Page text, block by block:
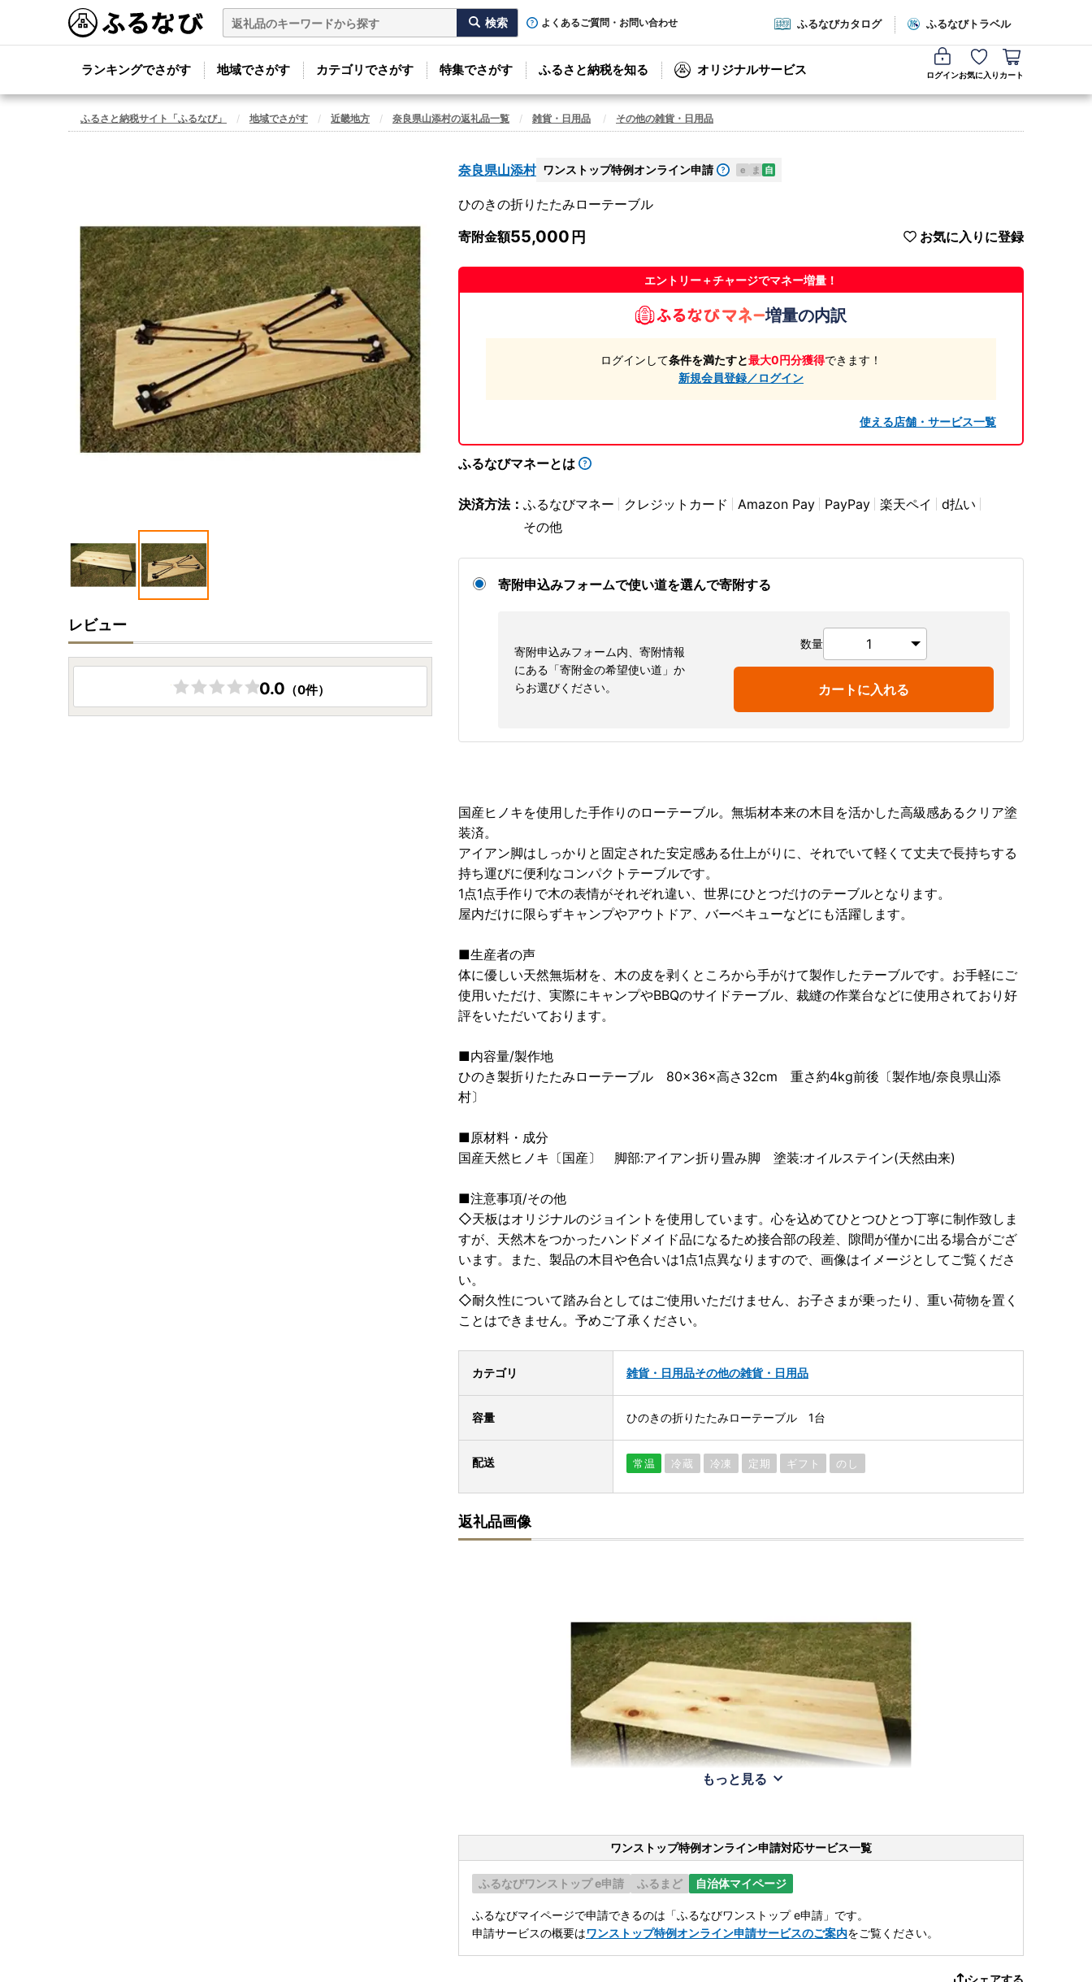
よくあるご質問・お問い合わせ ふるなびカタログ ふるなびトラベル
ランキングでさがす 地域でさがす カテゴリでさがす 特集でさがす ふるさと納税を知る オリジナルサービス ログインお気に入り カート
ふるさと納税サイト「ふるなび」 地域でさがす 近畿地方 奈良県山添村の返礼品一覧 雑貨・日用品 その他の雑貨・日用品
奈良県山添村 ワンストップ特例オンライン申請 e ま 自
ひのきの折りたたみローテーブル
寄附金額55,000 お気に入りに登録
エントリー＋チャージでマネー増量！
増量の内訳
ログインして条件を満たすと最大0円分獲得できます！
新規会員登録／ログイン
使える店舗・サービス一覧
ふるなびマネーとは
決済方法： ふるなびマネー クレジットカード Amazon Pay PayPay 楽天ペイ
d払い
その他
寄附申込みフォームで使い道を選んで寄附する
寄附申込みフォーム内、寄附情報
にある「寄附金の希望使い道」か
らお選びください。
数量
カートに入れる
国産ヒノキを使用した手作りのローテーブル。無垢材本来の木目を活かした高級感あるクリア塗
装済。
アイアン脚はしっかりと固定された安定感ある仕上がりに、それでいて軽くて丈夫で長持ちする
持ち運びに便利なコンパクトテーブルです。
1点1点手作りで木の表情がそれぞれ違い、世界にひとつだけのテーブルとなります。
屋内だけに限らずキャンプやアウトドア、バーベキューなどにも活躍します。
■生産者の声
体に優しい天然無垢材を、木の皮を剥くところから手がけて製作したテーブルです。お手軽にご
使用いただけ、実際にキャンプやBBQのサイドテーブル、裁縫の作業台などに使用されており好
評をいただいております。
■内容量/製作地
ひのき製折りたたみローテーブル 80×36×高さ32cm 重さ約4kg前後〔製作地/奈良県山添
村〕
■原材料・成分
国産天然ヒノキ〔国産〕 脚部:アイアン折り畳み脚 塗装:オイルステイン(天然由来)
■注意事項/その他
◇天板はオリジナルのジョイントを使用しています。心を込めてひとつひとつ丁寧に制作致しま
すが、天然木をつかったハンドメイド品になるため接合部の段差、隙間が僅かに出る場合がござ
います。また、製品の木目や色合いは1点1点異なりますので、画像はイメージとしてご覧くださ
い。
◇耐久性について踏み台としてはご使用いただけません、お子さまが乗ったり、重い荷物を置く
ことはできません。予めご了承ください。
カテゴリ 雑貨・日用品その他の雑貨・日用品
容量 ひのきの折りたたみローテーブル 1台
配送 常温 冷蔵 冷凍 定期 ギフト のし
返礼品画像
もっと見る
ワンストップ特例オンライン申請対応サービス一覧
ふるなびワンストップ e申請 ふるまど 自治体マイページ
ふるなびマイページで申請できるのは「ふるなびワンストップ e申請」です。
申請サービスの概要はワンストップ特例オンライン申請サービスのご案内をご覧ください。
レビュー
0.0 （0件）